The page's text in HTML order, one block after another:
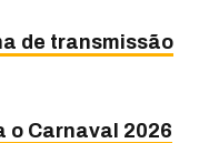
de transmissão
o Carnaval 2026